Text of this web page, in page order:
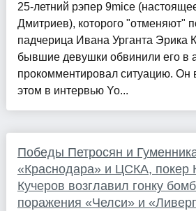
25-летний рэпер 9mice
Дмитриев), которого "отменяют"
падчерица Ивана Урганта Эрика
бывшие девушки обвинили его в
прокомментировал ситуацию. Он
этом в интервью Yo...
Победы Петросян и
«Краснодара» и ЦСКА, покер
Кучеров возглавил гонку
поражения «Челси» и